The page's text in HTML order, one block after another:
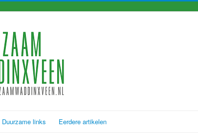
Duurzame links Eerdere artikelen